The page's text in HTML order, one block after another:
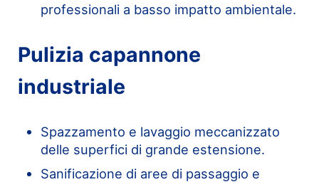
professionali a basso impatto ambientale.
Pulizia capannone
industriale
Spazzamento e lavaggio meccanizzato
delle superfici di grande estensione.
Sanificazione di aree di passaggio e